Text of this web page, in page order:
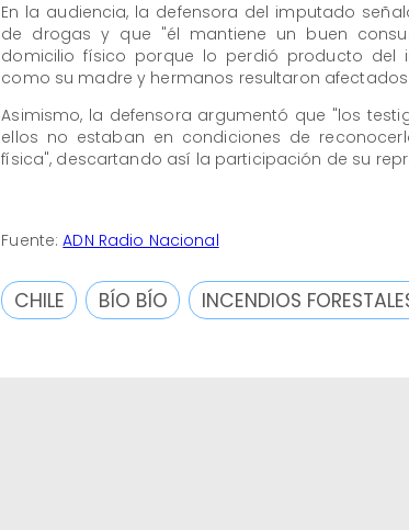
En la audiencia, la defensora del imputado
de drogas y que "él mantiene un buen
domicilio físico porque lo perdió producto del
como su madre y hermanos resultaron
Asimismo, la defensora argumentó que "los
ellos no estaban en condiciones de
física", descartando así la participación de su
Fuente:ADN Radio Nacional
CHILE BÍO BÍO INCENDIOS